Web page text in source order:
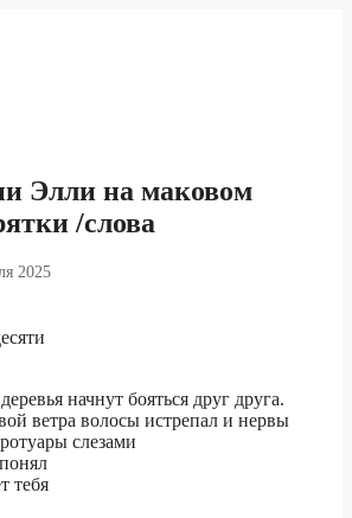
Элли на маковом
/слова
2025
начнут бояться друг друга.
ветра волосы истрепал и нервы
слезами
тебя